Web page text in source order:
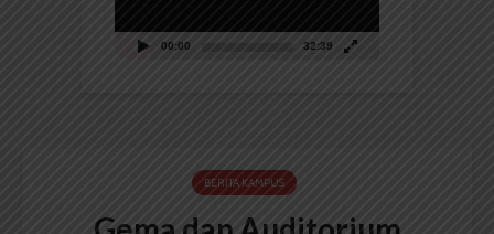
00:00 32:39
BERITA KAMPUS